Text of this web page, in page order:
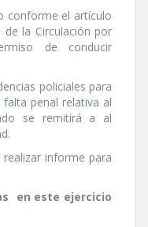
conforme el artí­culo
la Circulación por
de conducir
policiales para
penal relativa al
se remitirá a al
informe para
en este ejercicio